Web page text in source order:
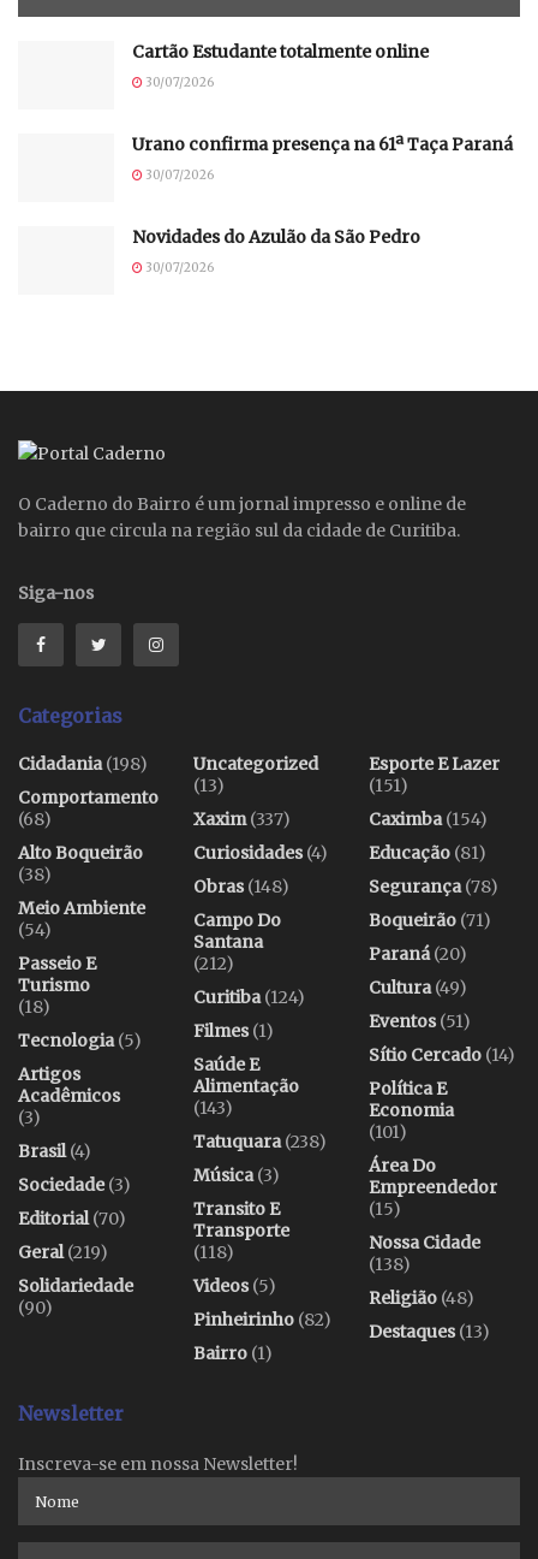
Cartão Estudante totalmente online
30/07/2026
Urano confirma presença na 61ª Taça Paraná
30/07/2026
Novidades do Azulão da São Pedro
30/07/2026
O Caderno do Bairro é um jornal impresso e online de
bairro que circula na região sul da cidade de Curitiba.
Siga-nos
Categorias
Cidadania(198)
Comportamento
(68)
Alto Boqueirão
(38)
Meio Ambiente
(54)
Passeio E
Turismo
(18)
Tecnologia(5)
Artigos
Acadêmicos
(3)
Brasil(4)
Sociedade(3)
Editorial(70)
Geral(219)
Solidariedade
(90)
Uncategorized
(13)
Xaxim(337)
Curiosidades(4)
Obras(148)
Campo Do
Santana
(212)
Curitiba(124)
Filmes(1)
Saúde E
Alimentação
(143)
Tatuquara(238)
Música(3)
Transito E
Transporte
(118)
Videos(5)
Pinheirinho (82)
Bairro (1)
Esporte E Lazer
(151)
Caximba(154)
Educação (81)
Segurança(78)
Boqueirão (71)
Paraná(20)
Cultura(49)
Eventos(51)
Sítio Cercado (14)
Política E
Economia
(101)
Área Do
Empreendedor
(15)
Nossa Cidade
(138)
Religião (48)
Destaques(13)
Newsletter
Inscreva-se em nossa Newsletter!